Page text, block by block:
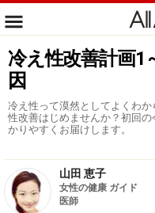
冷え性改善計画1
因
冷え性って漠然としてよくわ
性改善はじめませんか？初回
かりやすくお届けします。
山田 恵子
女性の健康 ガイド
医師